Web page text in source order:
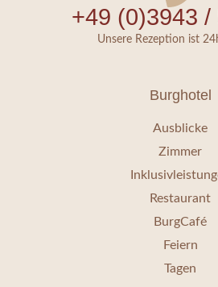
+49 (0)3943 /
Unsere Rezeption ist
Burghotel
Ausblicke
Zimmer
Restaurant
BurgCafé
Feiern
Tagen